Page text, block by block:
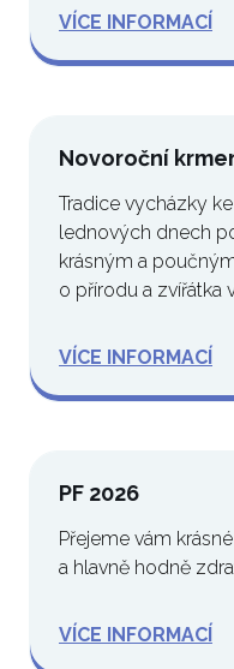
VÍCE INFORMACÍ
Novoroční
Tradice vycházky
lednových dnech
krásným a
o přírodu a zvířátka
VÍCE INFORMACÍ
PF 2026
Přejeme vám
a hlavně hodně
VÍCE INFORMACÍ